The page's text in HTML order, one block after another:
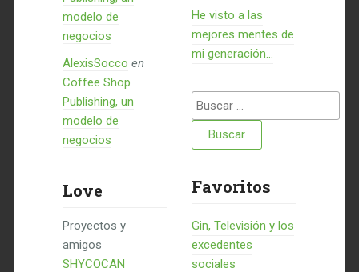
modelo de
negocios
AlexisSocco en
Coffee Shop
Publishing, un
modelo de
negocios
Love
Proyectos y
amigos
SHYCOCAN
He visto a las
mejores mentes de
mi generación…
Buscar:
Favoritos
Gin, Televisión y los
excedentes
sociales